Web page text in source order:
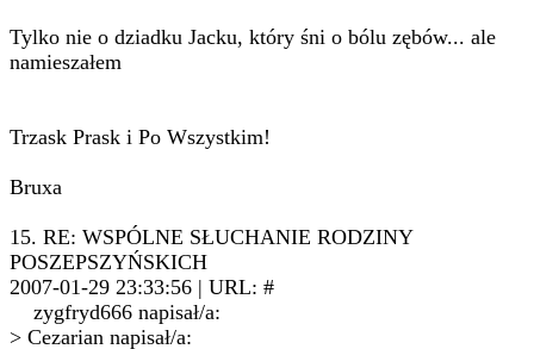
Tylko nie o dziadku Jacku, który śni o bólu zębów... ale
namieszałem
Trzask Prask i Po Wszystkim!
Bruxa
15. RE: WSPÓLNE SŁUCHANIE RODZINY
POSZEPSZYŃSKICH
2007-01-29 23:33:56 | URL: #
zygfryd666 napisał/a:
> Cezarian napisał/a: